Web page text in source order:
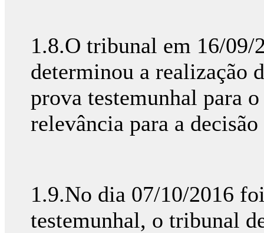
1.8.O tribunal em 16/09/
determinou a realização
prova testemunhal para
relevância para a
1.9.No dia 07/10/2016
testemunhal, o tribunal